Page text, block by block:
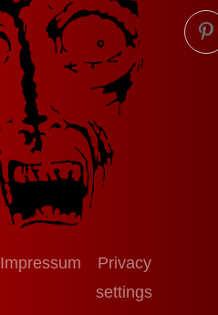
Impressum
Privacy
settings